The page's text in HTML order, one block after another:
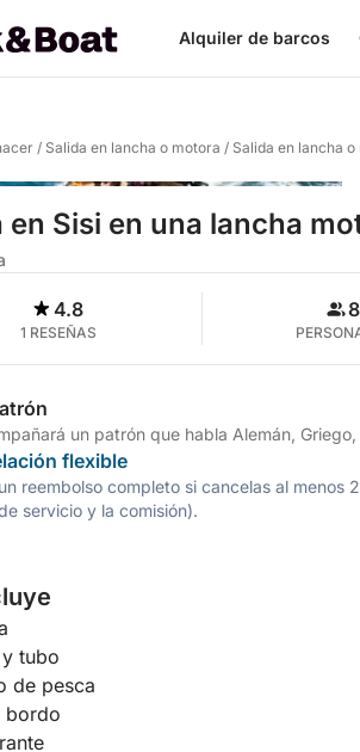
Alquiler de barcos
/ Salida en lancha o motora / Salida en lancha o
en Sisi en una lancha
4.8
1 RESEÑAS
8
un patrón que habla Alemán,
flexible
reembolso completo si cancelas al menos
servicio y la comisión).
tubo
de pesca
bordo